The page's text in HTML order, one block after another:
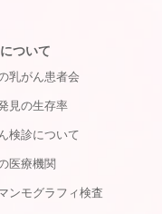
ついて
乳がん患者会
見の生存率
検診について
医療機関
ンモグラフィ検査